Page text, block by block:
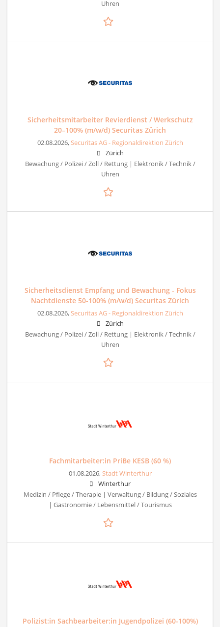
Uhren
Sicherheitsmitarbeiter Revierdienst / Werkschutz
20–100% (m/w/d) Securitas Zürich
02.08.2026,Securitas AG - Regionaldirektion Zürich
Zürich
Bewachung / Polizei / Zoll / Rettung | Elektronik / Technik /
Uhren
Sicherheitsdienst Empfang und Bewachung - Fokus
Nachtdienste 50-100% (m/w/d) Securitas Zürich
02.08.2026,Securitas AG - Regionaldirektion Zürich
Zürich
Bewachung / Polizei / Zoll / Rettung | Elektronik / Technik /
Uhren
Fachmitarbeiter:in PriBe KESB (60 %)
01.08.2026,Stadt Winterthur
Winterthur
Medizin / Pflege / Therapie | Verwaltung / Bildung / Soziales
| Gastronomie / Lebensmittel / Tourismus
Polizist:in Sachbearbeiter:in Jugendpolizei (60-100%)